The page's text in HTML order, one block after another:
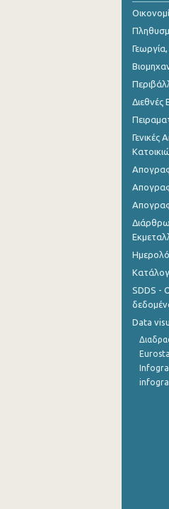
Γενικές
SDDS -
Data